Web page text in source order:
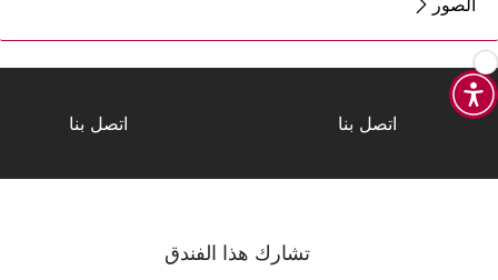
الصور
اتصل بنا اتصل بنا
تشارك هذا الفندق